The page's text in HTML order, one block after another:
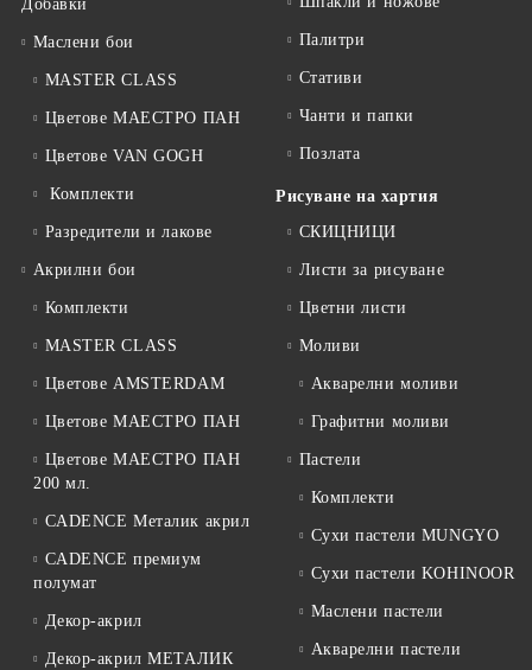
Добавки
Маслени бои
MASTER CLASS
Цветове МАЕСТРО ПАН
Цветове VAN GOGH
Комплекти
Разредители и лакове
Акрилни бои
Комплекти
MASTER CLASS
Цветове AMSTERDAM
Цветове МАЕСТРО ПАН
Цветове МАЕСТРО ПАН
200 мл.
CADENCE Металик акрил
CADENCE премиум
полумат
Декор-акрил
Декор-акрил МЕТАЛИК
Палитри
Стативи
Чанти и папки
Позлата
Рисуване на хартия
СКИЦНИЦИ
Листи за рисуване
Цветни листи
Моливи
Акварелни моливи
Графитни моливи
Пастели
Комплекти
Сухи пастели MUNGYO
Сухи пастели KOHINOOR
Маслени пастели
Акварелни пастели